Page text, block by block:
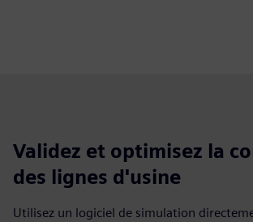
Validez et optimisez la
des lignes d'usine
Utilisez un logiciel de simulation